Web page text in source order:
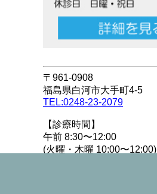
〒961-0908
福島県白河市大手町4-5
TEL:0248-23-2079
【診療時間】
午前 8:30〜12:00
(火曜・木曜 10:00〜12:00)